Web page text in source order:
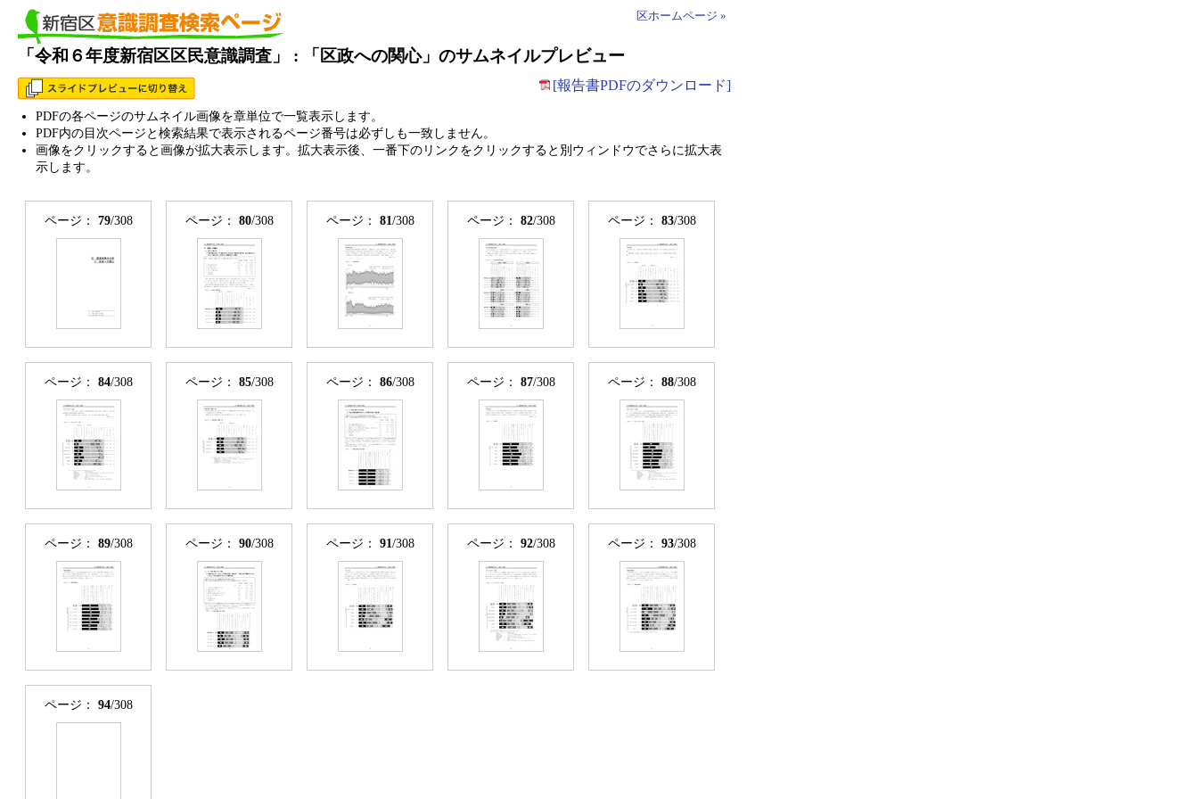
区ホームページ »
「令和６年度新宿区区民意識調査」 : 「区政への関心」のサムネイルプレビュー
[報告書PDFのダウンロード]
PDFの各ページのサムネイル画像を章単位で一覧表示します。
PDF内の目次ページと検索結果で表示されるページ番号は必ずしも一致しません。
画像をクリックすると画像が拡大表示します。拡大表示後、一番下のリンクをクリックすると別ウィンドウでさらに拡大表
示します。
ページ： 79/308 ページ： 80/308 ページ： 81/308 ページ： 82/308 ページ： 83/308
ページ： 84/308 ページ： 85/308 ページ： 86/308 ページ： 87/308 ページ： 88/308
ページ： 89/308 ページ： 90/308 ページ： 91/308 ページ： 92/308 ページ： 93/308
ページ： 94/308